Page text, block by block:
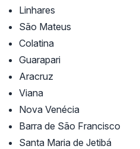
Linhares
São Mateus
Colatina
Guarapari
Aracruz
Viana
Nova Venécia
Barra de São Francisco
Santa Maria de Jetibá